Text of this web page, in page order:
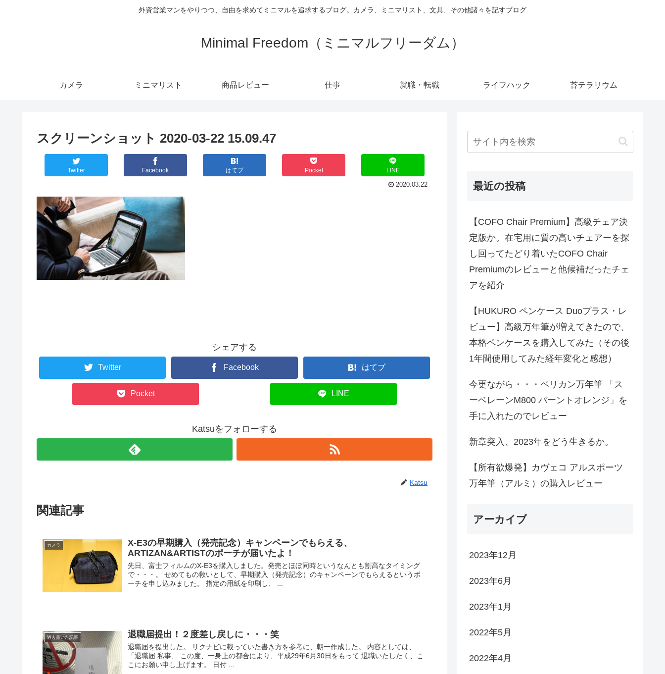
外資営業マンをやりつつ、自由を求めてミニマルを追求するブログ。カメラ、ミニマリスト、文具、その他諸々を記すブログ
Minimal Freedom（ミニマルフリーダム）
カメラ ミニマリスト 商品レビュー 仕事 就職・転職 ライフハック 苔テラリウム
スクリーンショット 2020-03-22 15.09.47
Twitter Facebook はてブ Pocket LINE
2020.03.22
シェアする
Twitter Facebook はてブ
Pocket LINE
Katsuをフォローする
Katsu
関連記事
カメラ
X-E3の早期購入（発売記念）キャンペーンでもらえる、
ARTIZAN&ARTISTのポーチが届いたよ！
先日、富士フィルムのX-E3を購入しました。発売とほぼ同時というなんとも割高なタイミング
で・・・。 せめてもの救いとして、早期購入（発売記念）のキャンペーンでもらえるというポ
ーチを申し込みました。 指定の用紙を印刷し、 ...
過去書いた記事 退職届提出！２度差し戻しに・・・笑
退職届を提出した。 リクナビに載っていた書き方を参考に、朝一作成した。 内容としては、
「退職届 私事、 この度、一身上の都合により、平成29年6月30日をもって 退職いたしたく、こ
こにお願い申し上げます。 日付 ...
最近の投稿
【COFO Chair Premium】高級チェア決
定版か。在宅用に質の高いチェアーを探
し回ってたどり着いたCOFO Chair
Premiumのレビューと他候補だったチェ
アを紹介
【HUKURO ペンケース Duoプラス・レ
ビュー】高級万年筆が増えてきたので、
本格ペンケースを購入してみた（その後
1年間使用してみた経年変化と感想）
今更ながら・・・ペリカン万年筆 「ス
ーベレーンM800 バーントオレンジ」を
手に入れたのでレビュー
新章突入、2023年をどう生きるか。
【所有欲爆発】カヴェコ アルスポーツ
万年筆（アルミ）の購入レビュー
アーカイブ
2023年12月
2023年6月
2023年1月
2022年5月
2022年4月